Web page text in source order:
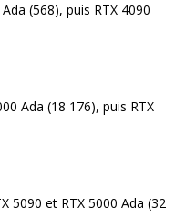
(568), puis RTX 4090
Ada (18 176), puis RTX
5090 et RTX 5000 Ada (32